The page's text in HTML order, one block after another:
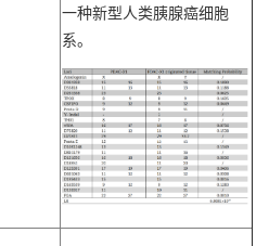
一种新型人类胰腺癌细胞
系。